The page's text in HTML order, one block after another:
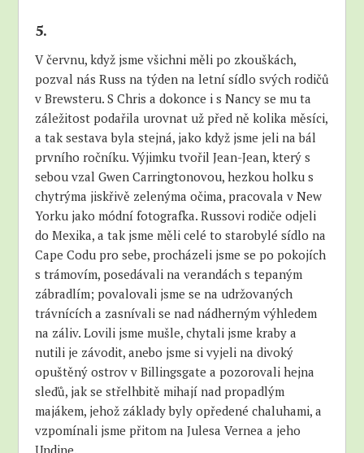
5.
V červnu, když jsme všichni měli po zkouškách,
pozval nás Russ na týden na letní sídlo svých rodičů
v Brewsteru. S Chris a dokonce i s Nancy se mu ta
záležitost podařila urovnat už před ně kolika měsíci,
a tak sestava byla stejná, jako když jsme jeli na bál
prvního ročníku. Výjimku tvořil Jean-Jean, který s
sebou vzal Gwen Carringtonovou, hezkou holku s
chytrýma jiskřivě zelenýma očima, pracovala v New
Yorku jako módní fotografka. Russovi rodiče odjeli
do Mexika, a tak jsme měli celé to starobylé sídlo na
Cape Codu pro sebe, procházeli jsme se po pokojích
s trámovím, posedávali na verandách s tepaným
zábradlím; povalovali jsme se na udržovaných
trávnících a zasnívali se nad nádherným výhledem
na záliv. Lovili jsme mušle, chytali jsme kraby a
nutili je závodit, anebo jsme si vyjeli na divoký
opuštěný ostrov v Billingsgate a pozorovali hejna
sleďů, jak se střelhbitě mihají nad propadlým
majákem, jehož základy byly opředené chaluhami, a
vzpomínali jsme přitom na Julesa Vernea a jeho
Undine.